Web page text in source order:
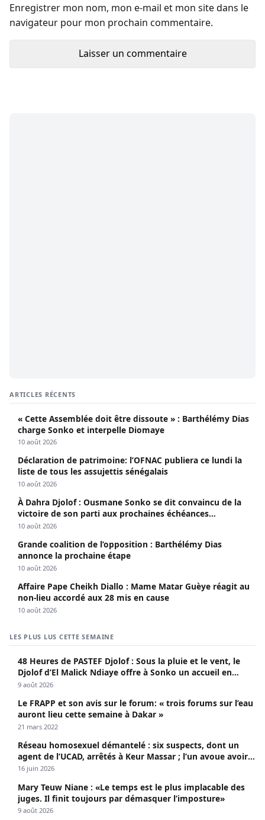
Enregistrer mon nom, mon e-mail et mon site dans le
navigateur pour mon prochain commentaire.
ARTICLES RÉCENTS
« Cette Assemblée doit être dissoute » : Barthélémy Dias
charge Sonko et interpelle Diomaye
10 août 2026
Déclaration de patrimoine: l’OFNAC publiera ce lundi la
liste de tous les assujettis sénégalais
10 août 2026
À Dahra Djolof : Ousmane Sonko se dit convaincu de la
victoire de son parti aux prochaines échéances
électorales.
10 août 2026
Grande coalition de l’opposition : Barthélémy Dias
annonce la prochaine étape
10 août 2026
Affaire Pape Cheikh Diallo : Mame Matar Guèye réagit au
non-lieu accordé aux 28 mis en cause
10 août 2026
LES PLUS LUS CETTE SEMAINE
48 Heures de PASTEF Djolof : Sous la pluie et le vent, le
Djolof d’El Malick Ndiaye offre à Sonko un accueil en
apothéose
9 août 2026
Le FRAPP et son avis sur le forum: « trois forums sur l’eau
auront lieu cette semaine à Dakar »
21 mars 2022
Réseau homosexuel démantelé : six suspects, dont un
agent de l’UCAD, arrêtés à Keur Massar ; l’un avoue avoir
propagé le VIH depuis 2018
16 juin 2026
Mary Teuw Niane : «Le temps est le plus implacable des
juges. Il finit toujours par démasquer l’imposture»
9 août 2026